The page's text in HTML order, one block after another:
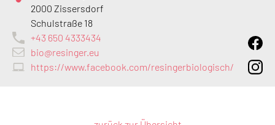
2000 Zissersdorf
Schulstraße 18
+43 650 4333434
bio@resinger.eu
https://www.facebook.com/resingerbiologisch/